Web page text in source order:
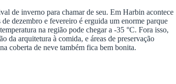
de inverno para chamar de seu. Em Harbin acontece
dezembro e fevereiro é erguida um enorme parque
na região pode chegar a -35 °C. Fora isso,
da arquitetura à comida, e áreas de preservação
coberta de neve também fica bem bonita.